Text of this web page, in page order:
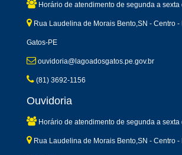
Horário de atendimento de segunda a sexta
Rua Laudelina de Morais Bento,SN - Centro
Gatos-PE
ouvidoria@lagoadosgatos.pe.gov.br
(81) 3692-1156
Ouvidoria
Horário de atendimento de segunda a sexta
Rua Laudelina de Morais Bento,SN - Centro